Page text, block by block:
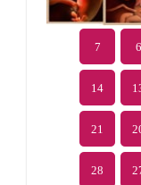
6
7
14
21
28